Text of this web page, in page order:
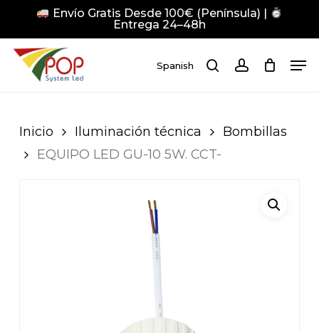
main
content
Envío Gratis Desde 100€ (Península) |
Entrega 24–48h
Spanish searchaccount
Inicio Iluminación técnica
Bombillas
EQUIPO LED GU-10 5W. CCT-
Close
Menu